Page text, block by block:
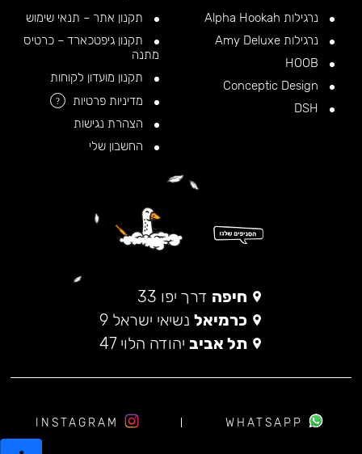
נרגילות Alpha Hookah
נרגילות Amy Deluxe
תקנון אתר – תנאי שימוש
תקנון גיפטכארד – כרטיס
מתנה
תקנון מועדון לקוחות
מדיניות פרטיות
?
הצהרת נגישות
החשבון שלי
חיפה דרך יפו 33
כרמיאל נשיאי ישראל 9
תל אביב יהודה הלוי 47
WHATSAPP
INSTAGRAM